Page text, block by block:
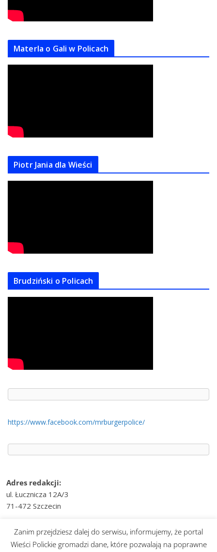
Materla o Gali w Policach
Piotr Jania dla Wieści
Brudziński o Policach
https://www.facebook.com/mrburgerpolice/
Adres redakcji:
ul. Łucznicza 12A/3
71-472 Szczecin
e-mail:wiesci@telvinet.pl
tel. kom.:509-609-170
Zanim przejdziesz dalej do serwisu, informujemy, że portal
Wieści Polickie gromadzi dane, które pozwalają na poprawne